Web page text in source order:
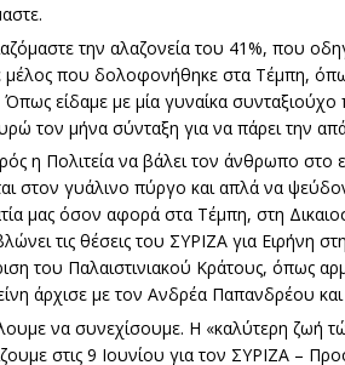
την αλαζονεία του 41%, που
μέλος που δολοφονήθηκε στα Τέμπη,
είδαμε με μία γυναίκα
τον μήνα σύνταξη για να πάρει την
η Πολιτεία να βάλει τον άνθρωπο
στον γυάλινο πύργο και απλά να
μας όσον αφορά στα Τέμπη, στη
τις θέσεις του ΣΥΡΙΖΑ για Ειρήνη
του Παλαιστινιακού Κράτους, όπως
άρχισε με τον Ανδρέα Παπανδρέου
να συνεχίσουμε. Η «καλύτερη ζωή
στις 9 Ιουνίου για τον ΣΥΡΙΖΑ –